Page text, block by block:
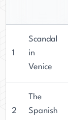
1
Scandal
in
Venice
2
The
Spanish